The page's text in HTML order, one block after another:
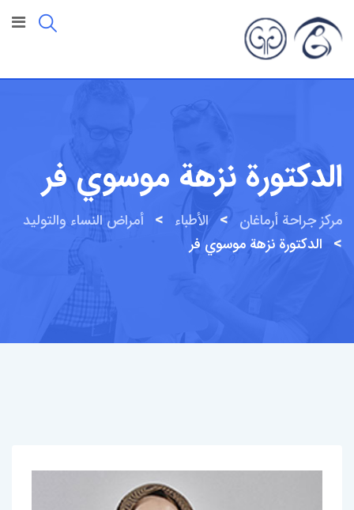
الى
المحتوى
الدكتورة نزهة موسوي فر
مركز جراحة أرماغان > الأطباء > أمراض النساء والتوليد
> الدكتورة نزهة موسوي فر